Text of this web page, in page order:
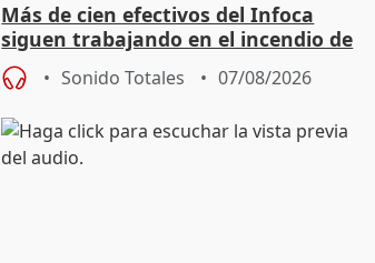
Más de cien efectivos del Infoca
siguen trabajando en el incendio de
Niebla (Huelva)
Sonido Totales 07/08/2026